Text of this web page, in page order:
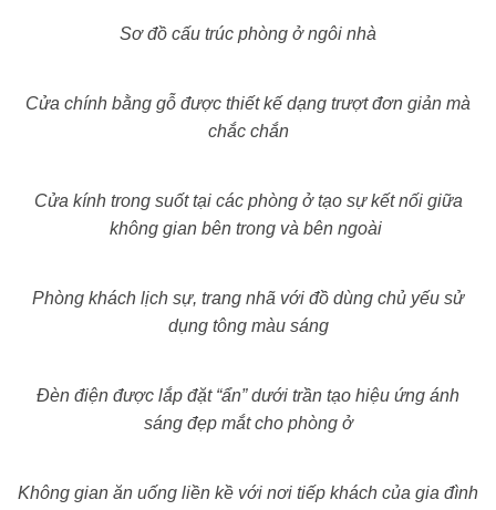
Sơ đồ cấu trúc phòng ở ngôi nhà
Cửa chính bằng gỗ được thiết kế dạng trượt đơn giản mà
chắc chắn
Cửa kính trong suốt tại các phòng ở tạo sự kết nối giữa
không gian bên trong và bên ngoài
Phòng khách lịch sự, trang nhã với đồ dùng chủ yếu sử
dụng tông màu sáng
Đèn điện được lắp đặt “ẩn” dưới trần tạo hiệu ứng ánh
sáng đẹp mắt cho phòng ở
Không gian ăn uống liền kề với nơi tiếp khách của gia đình